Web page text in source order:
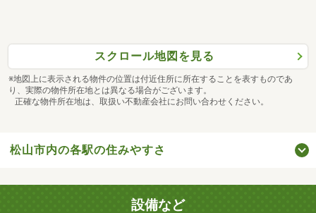
スクロール地図を見る
※地図上に表示される物件の位置は付近住所に所在することを表すものであ
り、実際の物件所在地とは異なる場合がございます。
正確な物件所在地は、取扱い不動産会社にお問い合わせください。
松山市内の各駅の住みやすさ
設備など